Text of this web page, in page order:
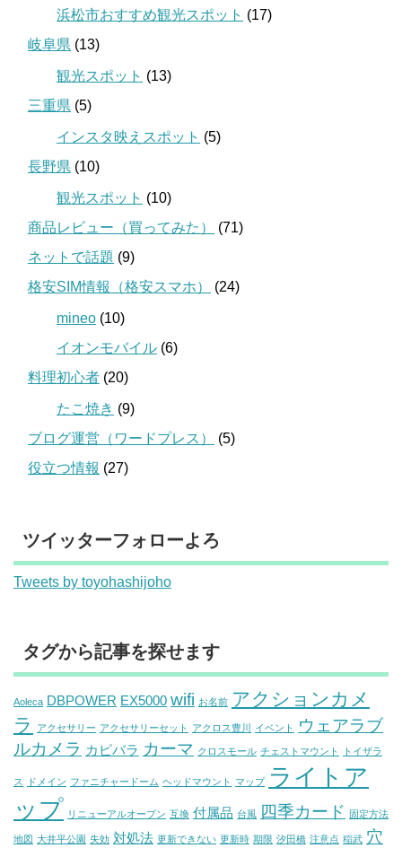
浜松市おすすめ観光スポット (17)
岐阜県 (13)
観光スポット (13)
三重県 (5)
インスタ映えスポット (5)
長野県 (10)
観光スポット (10)
商品レビュー（買ってみた）
(71)
ネットで話題 (9)
格安SIM情報（格安スマホ）
(24)
mineo (10)
イオンモバイル (6)
料理初心者 (20)
たこ焼き (9)
ブログ運営（ワードプレス）
(5)
役立つ情報 (27)
ツイッターフォローよろ
Tweets by toyohashijoho
タグから記事を探せます
Aoleca DBPOWER EX5000 wifi お名前 アクションカメ
ラ
アクセサリー アクセサリーセット アクロス豊川 イベント
ウェアラブ
ルカメラ カピバラ カーマ クロスモール チェストマウント トイザラ
ス ドメイン ファニチャードーム ヘッドマウント マップ ライトア
ップ リニューアルオープン 互換 付属品 台風 四季カード 固定方法
地図 大井平公園 失効 対処法 更新できない 更新時 期限 汐田橋 注意点 稲武 穴